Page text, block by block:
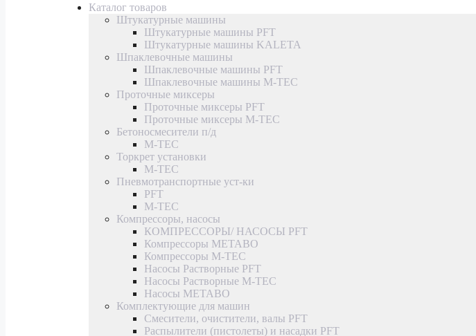
Каталог товаров
Штукатурные машины
Штукатурные машины PFT
Штукатурные машины KALETA
Шпаклевочные машины
Шпаклевочные машины PFT
Шпаклевочные машины M-TEC
Проточные миксеры
Проточные миксеры PFT
Проточные миксеры M-TEC
Бетоносмесители п/д
M-TEC
Торкрет установки
M-TEC
Пневмотранспортные уст-ки
PFT
M-TEC
Компрессоры, насосы
КОМПРЕССОРЫ/ НАСОСЫ PFT
Компрессоры METABO
Компрессоры M-TEC
Насосы Растворные PFT
Насосы Растворные M-TEC
Насосы METABO
Комплектующие для машин
Смесители, очистители, валы PFT
Распылители (пистолеты) и насадки PFT